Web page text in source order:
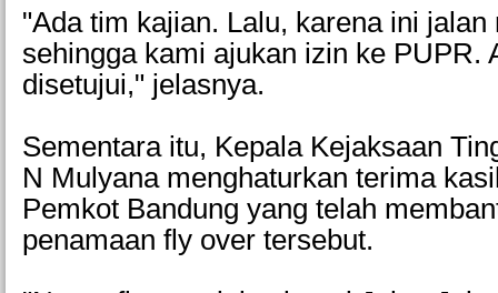
"Ada tim kajian. Lalu, karena ini
sehingga kami ajukan izin ke PUPR.
disetujui," jelasnya.
Sementara itu, Kepala Kejaksaan
N Mulyana menghaturkan terima
Pemkot Bandung yang telah
penamaan fly over tersebut.